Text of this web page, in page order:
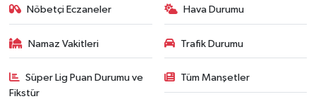
Nöbetçi Eczaneler Hava Durumu
Namaz Vakitleri Trafik Durumu
Süper Lig Puan Durumu ve
Fikstür
Tüm Manşetler